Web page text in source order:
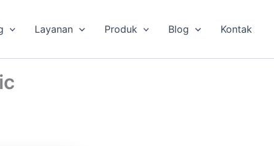
Layanan Produk Blog Kontak